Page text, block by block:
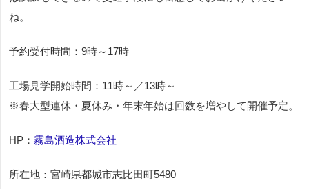
ね。
予約受付時間：9時～17時
工場見学開始時間：11時～／13時～
※春大型連休・夏休み・年末年始は回数を増やして開催予定。
HP： 霧島酒造株式会社
所在地：宮崎県都城市志比田町5480